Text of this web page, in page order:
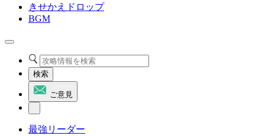
きせかえドロップ
BGM
検索
ご意見
最強リーダー